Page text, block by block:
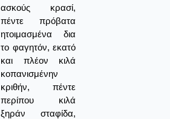
ασκούς κρασί,
πέντε πρόβατα
ητοιμασμένα δια
το φαγητόν, εκατό
και πλέον κιλά
κοπανισμένην
κριθήν, πέντε
περίπου κιλά
ξηράν σταφίδα,